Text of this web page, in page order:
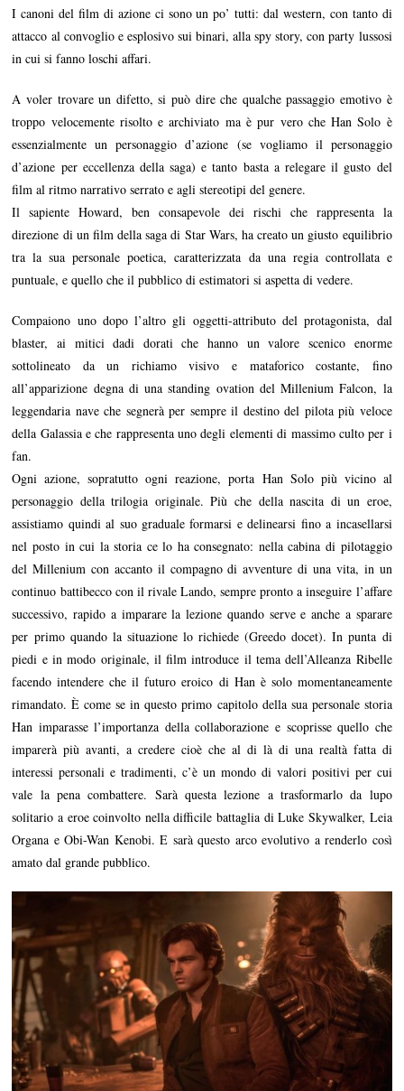
I canoni del film di azione ci sono un po’ tutti: dal western, con tanto di
attacco al convoglio e esplosivo sui binari, alla spy story, con party lussosi
in cui si fanno loschi affari.
A voler trovare un difetto, si può dire che qualche passaggio emotivo è
troppo velocemente risolto e archiviato ma è pur vero che Han Solo è
essenzialmente un personaggio d’azione (se vogliamo il personaggio
d’azione per eccellenza della saga) e tanto basta a relegare il gusto del
film al ritmo narrativo serrato e agli stereotipi del genere.
Il sapiente Howard, ben consapevole dei rischi che rappresenta la
direzione di un film della saga di Star Wars, ha creato un giusto equilibrio
tra la sua personale poetica, caratterizzata da una regia controllata e
puntuale, e quello che il pubblico di estimatori si aspetta di vedere.
Compaiono uno dopo l’altro gli oggetti-attributo del protagonista, dal
blaster, ai mitici dadi dorati che hanno un valore scenico enorme
sottolineato da un richiamo visivo e mataforico costante, fino
all’apparizione degna di una standing ovation del Millenium Falcon, la
leggendaria nave che segnerà per sempre il destino del pilota più veloce
della Galassia e che rappresenta uno degli elementi di massimo culto per i
fan.
Ogni azione, sopratutto ogni reazione, porta Han Solo più vicino al
personaggio della trilogia originale. Più che della nascita di un eroe,
assistiamo quindi al suo graduale formarsi e delinearsi fino a incasellarsi
nel posto in cui la storia ce lo ha consegnato: nella cabina di pilotaggio
del Millenium con accanto il compagno di avventure di una vita, in un
continuo battibecco con il rivale Lando, sempre pronto a inseguire l’affare
successivo, rapido a imparare la lezione quando serve e anche a sparare
per primo quando la situazione lo richiede (Greedo docet). In punta di
piedi e in modo originale, il film introduce il tema dell’Alleanza Ribelle
facendo intendere che il futuro eroico di Han è solo momentaneamente
rimandato. È come se in questo primo capitolo della sua personale storia
Han imparasse l’importanza della collaborazione e scoprisse quello che
imparerà più avanti, a credere cioè che al di là di una realtà fatta di
interessi personali e tradimenti, c’è un mondo di valori positivi per cui
vale la pena combattere. Sarà questa lezione a trasformarlo da lupo
solitario a eroe coinvolto nella difficile battaglia di Luke Skywalker, Leia
Organa e Obi-Wan Kenobi. E sarà questo arco evolutivo a renderlo così
amato dal grande pubblico.